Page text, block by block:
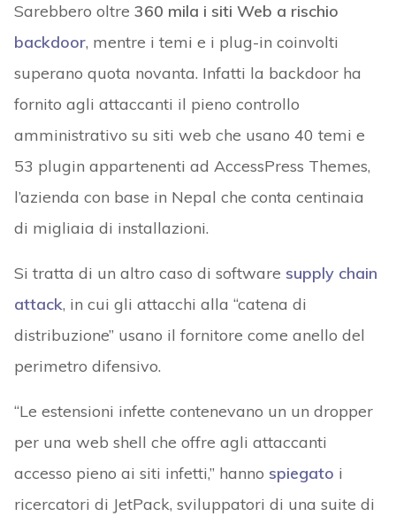
Sarebbero oltre 360 mila i siti Web a rischio
backdoor, mentre i temi e i plug-in coinvolti
superano quota novanta. Infatti la backdoor ha
fornito agli attaccanti il pieno controllo
amministrativo su siti web che usano 40 temi e
53 plugin appartenenti ad AccessPress Themes,
l’azienda con base in Nepal che conta centinaia
di migliaia di installazioni.
Si tratta di un altro caso di software supply chain
attack, in cui gli attacchi alla “catena di
distribuzione” usano il fornitore come anello del
perimetro difensivo.
“Le estensioni infette contenevano un un dropper
per una web shell che offre agli attaccanti
accesso pieno ai siti infetti,” hanno spiegato i
ricercatori di JetPack, sviluppatori di una suite di